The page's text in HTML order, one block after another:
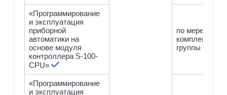
«Программирование
и эксплуатация
приборной
автоматики на
основе модуля
контроллера S-100-
CPU»
по мере
группы
«Программирование
и эксплуатация